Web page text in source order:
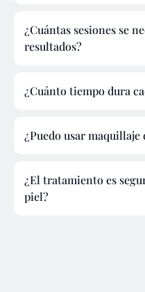
¿Cuántas sesiones se
resultados?
¿Cuánto tiempo dura
¿Puedo usar
¿El tratamiento es
piel?